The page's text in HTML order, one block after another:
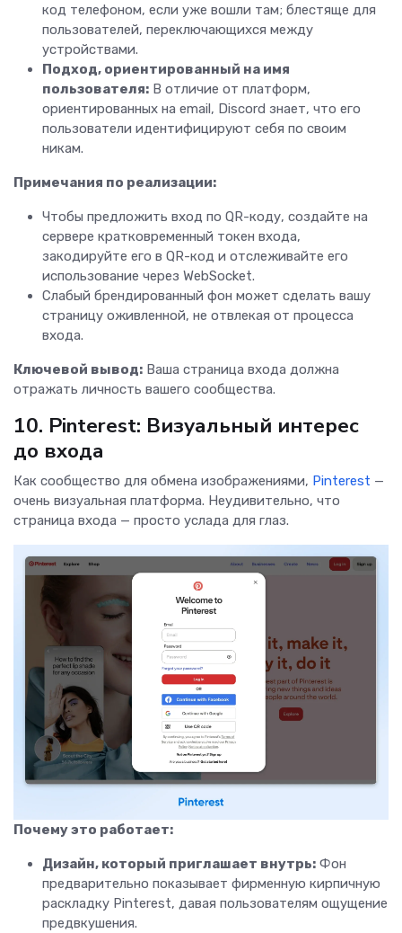
код телефоном, если уже вошли там; блестяще для
пользователей, переключающихся между
устройствами.
Подход, ориентированный на имя
пользователя: В отличие от платформ,
ориентированных на email, Discord знает, что его
пользователи идентифицируют себя по своим
никам.
Примечания по реализации:
Чтобы предложить вход по QR-коду, создайте на
сервере кратковременный токен входа,
закодируйте его в QR-код и отслеживайте его
использование через WebSocket.
Слабый брендированный фон может сделать вашу
страницу оживленной, не отвлекая от процесса
входа.
Ключевой вывод: Ваша страница входа должна
отражать личность вашего сообщества.
10. Pinterest: Визуальный интерес
до входа
Как сообщество для обмена изображениями, Pinterest —
очень визуальная платформа. Неудивительно, что
страница входа — просто услада для глаз.
Почему это работает:
Дизайн, который приглашает внутрь: Фон
предварительно показывает фирменную кирпичную
раскладку Pinterest, давая пользователям ощущение
предвкушения.